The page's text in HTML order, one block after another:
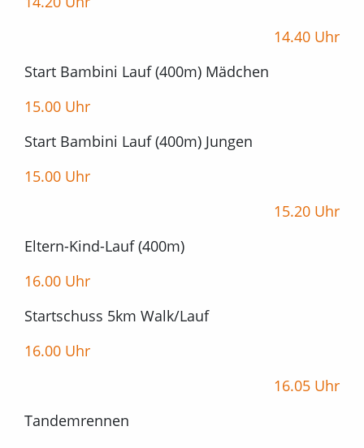
14.40 Uhr
Start Bambini Lauf (400m) Mädchen
15.00 Uhr
Start Bambini Lauf (400m) Jungen
15.00 Uhr
15.20 Uhr
Eltern-Kind-Lauf (400m)
16.00 Uhr
Startschuss 5km Walk/Lauf
16.00 Uhr
16.05 Uhr
Tandemrennen